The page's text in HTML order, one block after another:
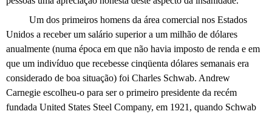
Um dos primeiros homens da área comercial nos Estados
Unidos a receber um salário superior a um milhão de dólares
anualmente (numa época em que não havia imposto de renda e em
que um indivíduo que recebesse cinqüenta dólares semanais era
considerado de boa situação) foi Charles Schwab. Andrew
Carnegie escolheu-o para ser o primeiro presidente da recém
fundada United States Steel Company, em 1921, quando Schwab